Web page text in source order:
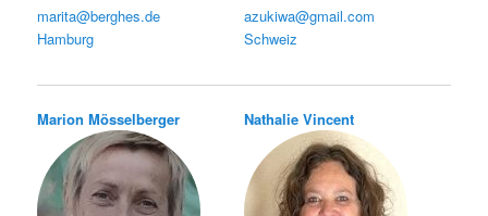
marita@berghes.de
Hamburg
azukiwa@gmail.com
Schweiz
Marion Mösselberger Nathalie Vincent